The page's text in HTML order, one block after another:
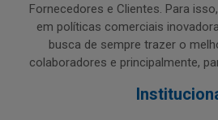
Fornecedores e Clientes. Para
em políticas comerciais
busca de sempre trazer o
colaboradores e principalmente,